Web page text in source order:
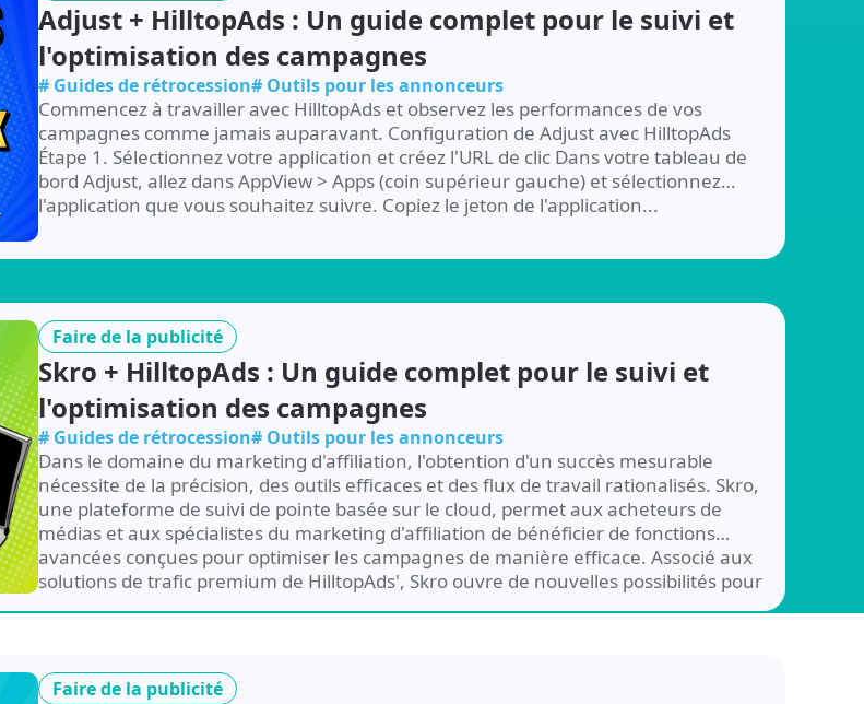
Adjust + HilltopAds : Un guide complet pour le suivi et
l'optimisation des campagnes
# Guides de rétrocession# Outils pour les annonceurs
Commencez à travailler avec HilltopAds et observez les performances de vos
campagnes comme jamais auparavant. Configuration de Adjust avec HilltopAds
Étape 1. Sélectionnez votre application et créez l'URL de clic Dans votre tableau de
bord Adjust, allez dans AppView > Apps (coin supérieur gauche) et sélectionnez
l'application que vous souhaitez suivre. Copiez le jeton de l'application...
Faire de la publicité
Skro + HilltopAds : Un guide complet pour le suivi et
l'optimisation des campagnes
# Guides de rétrocession# Outils pour les annonceurs
Dans le domaine du marketing d'affiliation, l'obtention d'un succès mesurable
nécessite de la précision, des outils efficaces et des flux de travail rationalisés. Skro,
une plateforme de suivi de pointe basée sur le cloud, permet aux acheteurs de
médias et aux spécialistes du marketing d'affiliation de bénéficier de fonctions
avancées conçues pour optimiser les campagnes de manière efficace. Associé aux
solutions de trafic premium de HilltopAds', Skro ouvre de nouvelles possibilités pour
maximiser les performances et ROI.
...
Faire de la publicité